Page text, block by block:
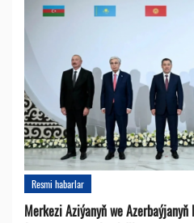
Resmi habarlar
Merkezi Aziýanyň we